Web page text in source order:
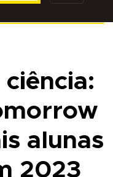
ciência:
alunas
2023